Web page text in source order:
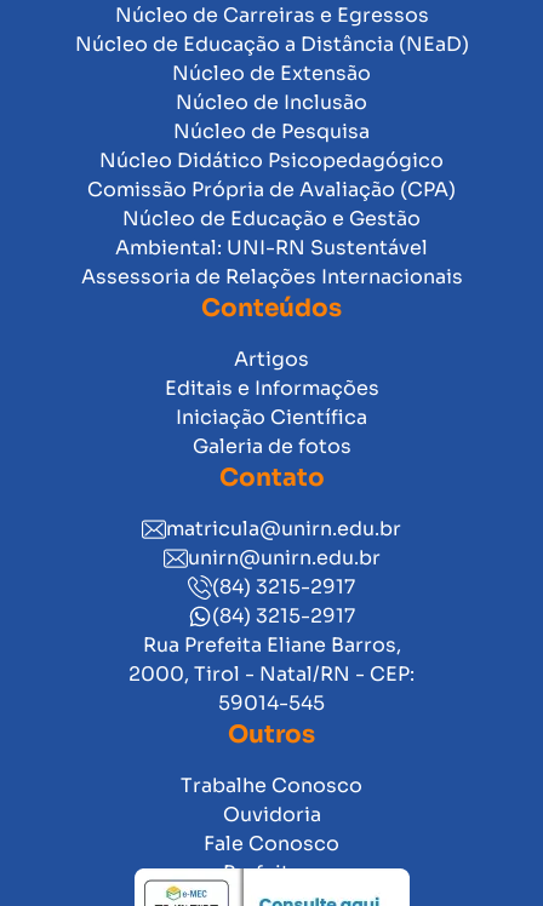
Núcleo de Carreiras e Egressos
Núcleo de Educação a Distância (NEaD)
Núcleo de Extensão
Núcleo de Inclusão
Núcleo de Pesquisa
Núcleo Didático Psicopedagógico
Comissão Própria de Avaliação (CPA)
Núcleo de Educação e Gestão
Ambiental: UNI-RN Sustentável
Assessoria de Relações Internacionais
Conteúdos
Artigos
Editais e Informações
Iniciação Científica
Galeria de fotos
Contato
matricula@unirn.edu.br
unirn@unirn.edu.br
(84) 3215-2917
(84) 3215-2917
Rua Prefeita Eliane Barros,
2000, Tirol - Natal/RN - CEP:
59014-545
Outros
Trabalhe Conosco
Ouvidoria
Fale Conosco
Prefeitura